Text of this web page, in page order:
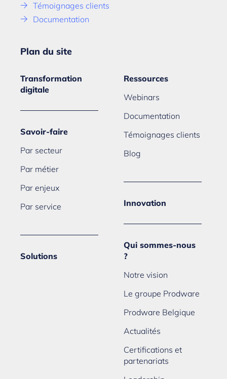
Témoignages clients
Documentation
Plan du site
Transformation
digitale
Savoir-faire
Par secteur
Par métier
Par enjeux
Par service
Solutions
Ressources
Webinars
Documentation
Témoignages clients
Blog
Innovation
Qui sommes-nous
?
Notre vision
Le groupe Prodware
Prodware Belgique
Actualités
Certifications et
partenariats